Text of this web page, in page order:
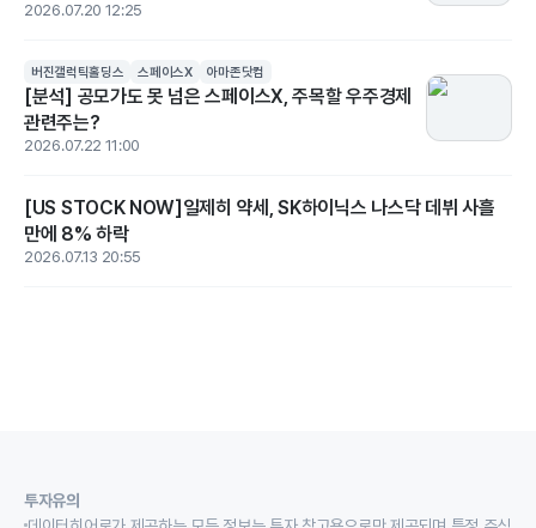
2026.07.20 12:25
버진갤럭틱홀딩스 스페이스X 아마존닷컴
[분석] 공모가도 못 넘은 스페이스X, 주목할 우주경제
관련주는?
2026.07.22 11:00
[US STOCK NOW]일제히 약세, SK하이닉스 나스닥 데뷔 사흘
만에 8% 하락
2026.07.13 20:55
투자유의